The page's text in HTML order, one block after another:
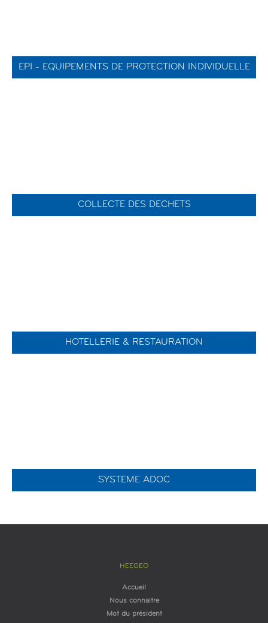
EPI - EQUIPEMENTS DE PROTECTION INDIVIDUELLE
COLLECTE DES DECHETS
HOTELLERIE & RESTAURATION
SYSTEME ADOC
HEEGEO
Accueil
Nous connaitre
Mot du président